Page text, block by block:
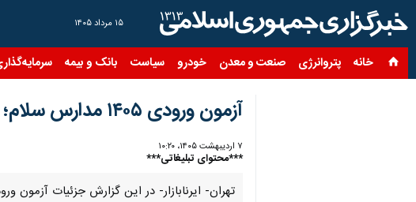
۱۵ مرداد ۱۴۰۵
خانه پتروانرژی صنعت و معدن خودرو سیاست بانک و بیمه سرمایه‌گذاری
آزمون ورودی ۱۴۰۵ مدارس سلام؛ رقابت علمی دانش‌آموزان برای ورود به مقطع متوسطه دوم
۷ اردیبهشت ۱۴۰۵، ۱۰:۲۰
***محتوای تبلیغاتی***
تهران- ایرنابازار- در این گزارش جزئیات